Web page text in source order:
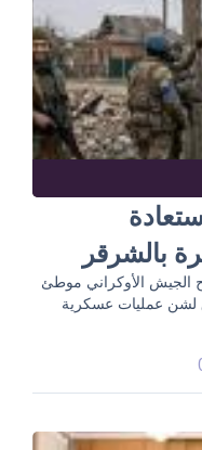
بالشرقر
الجيش الأوكراني موطئ
لشن عمليات عسكرية